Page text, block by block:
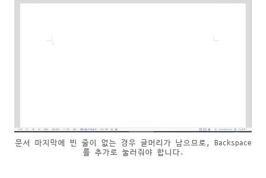
문서 마지막에 빈 줄이 없는 경우 글머리가 남으므로, Backspace
를 추가로 눌러줘야 합니다.